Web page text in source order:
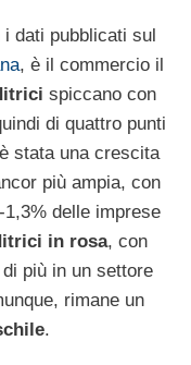
dati pubblicati sul
, è il commercio il
spiccano con
di quattro punti
stata una crescita
più ampia, con
1,3% delle imprese
in rosa, con
più in un settore
rimane un
.